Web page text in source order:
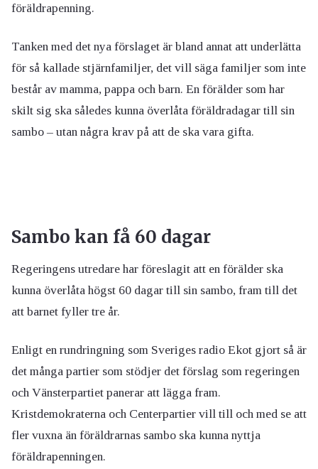
föräldrapenning.
Tanken med det nya förslaget är bland annat att underlätta
för så kallade stjärnfamiljer, det vill säga familjer som inte
består av mamma, pappa och barn. En förälder som har
skilt sig ska således kunna överlåta föräldradagar till sin
sambo – utan några krav på att de ska vara gifta.
Sambo kan få 60 dagar
Regeringens utredare har föreslagit att en förälder ska
kunna överlåta högst 60 dagar till sin sambo, fram till det
att barnet fyller tre år.
Enligt en rundringning som Sveriges radio Ekot gjort så är
det många partier som stödjer det förslag som regeringen
och Vänsterpartiet panerar att lägga fram.
Kristdemokraterna och Centerpartier vill till och med se att
fler vuxna än föräldrarnas sambo ska kunna nyttja
föräldrapenningen.